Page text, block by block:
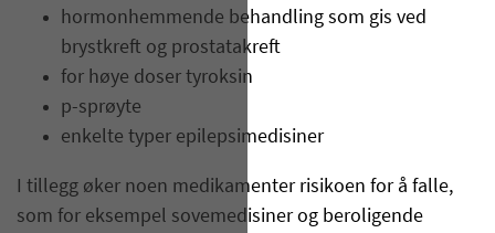
hormonhemmende behandling som gis ved
brystkreft og prostatakreft
for høye doser tyroksin
p-sprøyte
enkelte typer epilepsimedisiner
I tillegg øker noen medikamenter risikoen for å falle,
som for eksempel sovemedisiner og beroligende